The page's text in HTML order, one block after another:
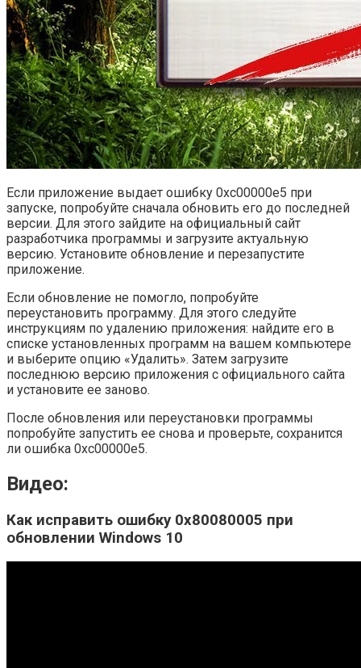
Если приложение выдает ошибку 0xc00000e5 при
запуске, попробуйте сначала обновить его до последней
версии. Для этого зайдите на официальный сайт
разработчика программы и загрузите актуальную
версию. Установите обновление и перезапустите
приложение.
Если обновление не помогло, попробуйте
переустановить программу. Для этого следуйте
инструкциям по удалению приложения: найдите его в
списке установленных программ на вашем компьютере
и выберите опцию «Удалить». Затем загрузите
последнюю версию приложения с официального сайта
и установите ее заново.
После обновления или переустановки программы
попробуйте запустить ее снова и проверьте, сохранится
ли ошибка 0xc00000e5.
Видео:
Как исправить ошибку 0x80080005 при
обновлении Windows 10